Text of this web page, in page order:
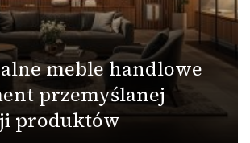
meble handlowe
przemyślanej
produktów